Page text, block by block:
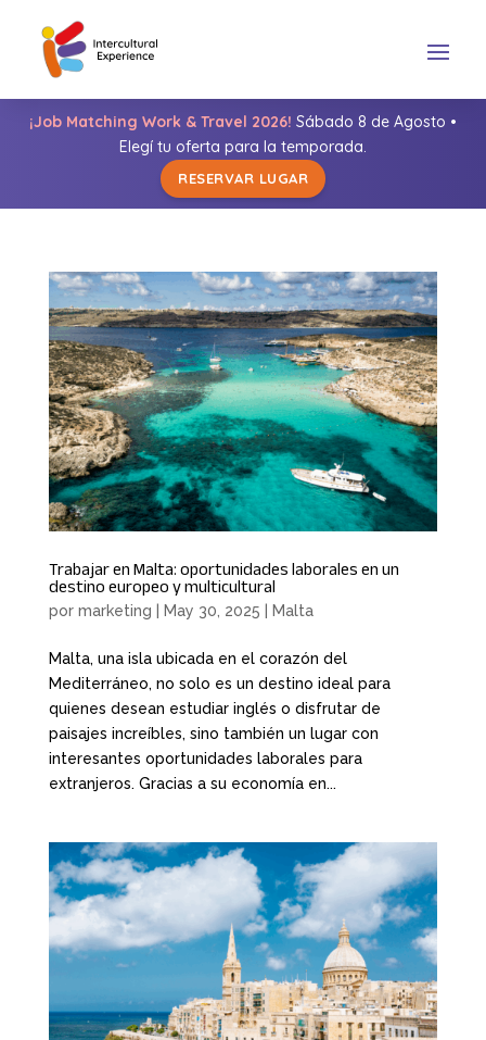
¡Job Matching Work & Travel 2026! Sábado 8 de Agosto •
Elegí tu oferta para la temporada.
RESERVAR LUGAR
Trabajar en Malta: oportunidades laborales en un
destino europeo y multicultural
por marketing May 30, 2025 Malta
Malta, una isla ubicada en el corazón del
Mediterráneo, no solo es un destino ideal para
quienes desean estudiar inglés o disfrutar de
paisajes increíbles, sino también un lugar con
interesantes oportunidades laborales para
extranjeros. Gracias a su economía en...